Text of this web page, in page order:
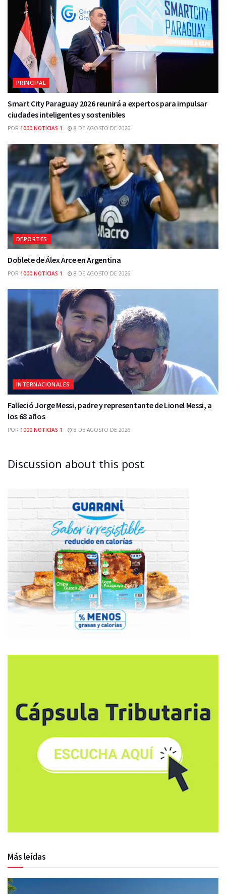
PRINCIPAL
Smart City Paraguay 2026 reunirá a expertos para impulsar
ciudades inteligentes y sostenibles
POR 1000 NOTICIAS 1 8 DE AGOSTO DE 2026
DEPORTES
Doblete de Álex Arce en Argentina
POR 1000 NOTICIAS 1 8 DE AGOSTO DE 2026
INTERNACIONALES
Falleció Jorge Messi, padre y representante de Lionel Messi, a
los 68 años
POR 1000 NOTICIAS 1 8 DE AGOSTO DE 2026
Discussion about this post
Más leídas